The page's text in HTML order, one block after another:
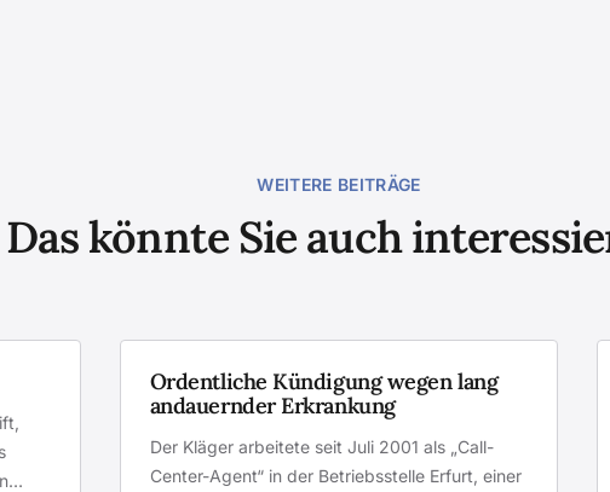
WEITERE BEITRÄGE
Das könnte Sie auch
Ordentliche Kündigung wegen lang
andauernder Erkrankung
Der Kläger arbeitete seit Juli 2001 als „Call-
Center-Agent“ in der Betriebsstelle Erfurt, einer